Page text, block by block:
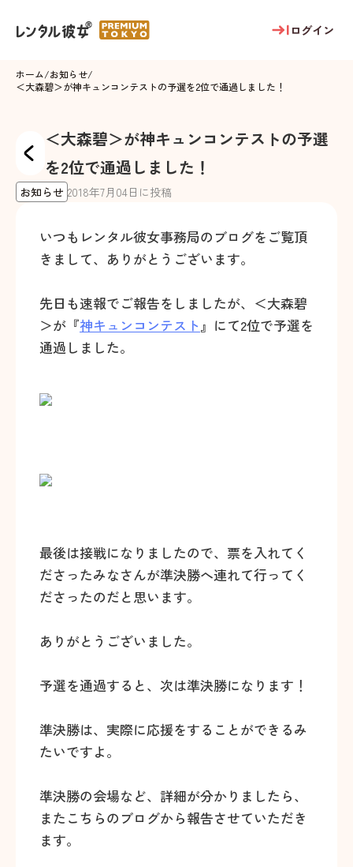
ログイン
ホーム/お知らせ/
＜大森碧＞が神キュンコンテストの予選を2位で通過しました！
＜大森碧＞が神キュンコンテストの予選
を2位で通過しました！
お知らせ 2018年7月 04日に投稿
いつもレンタル彼女事務局のブログをご覧頂
きまして、ありがとうございます。
先日も速報でご報告をしましたが、＜大森碧
＞が『神キュンコンテスト』にて2位で予選を
通過しました。
最後は接戦になりましたので、票を入れてく
ださったみなさんが準決勝へ連れて行ってく
ださったのだと思います。
ありがとうございました。
予選を通過すると、次は準決勝になります！
準決勝は、実際に応援をすることができるみ
たいですよ。
準決勝の会場など、詳細が分かりましたら、
またこちらのブログから報告させていただき
ます。